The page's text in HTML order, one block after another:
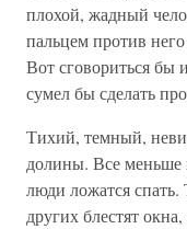
плохой, жадный
пальцем против
Вот сговориться бы
сумел бы сделать
Тихий, темный,
долины. Все меньше
люди ложатся
других блестят